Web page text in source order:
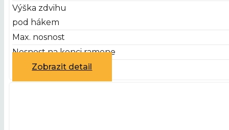
Výška zdvihu
pod hákem
Max. nosnost
Nosnost na konci ramene
Zobrazit detail